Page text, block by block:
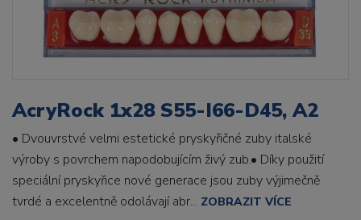
AcryRock 1x28 S55-I66-D45, A2
• Dvouvrstvé velmi estetické pryskyřičné zuby italské
výroby s povrchem napodobujícím živý zub.• Díky použití
speciální pryskyřice nové generace jsou zuby výjimečně
tvrdé a excelentně odolávají abr... ZOBRAZIT VÍCE